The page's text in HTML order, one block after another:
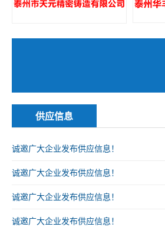
供应信息
诚邀广大企业发布供应信息！
诚邀广大企业发布供应信息！
诚邀广大企业发布供应信息！
诚邀广大企业发布供应信息！